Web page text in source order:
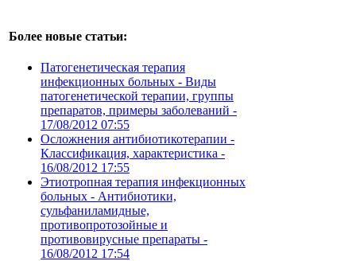
Более новые статьи:
Патогенетическая терапия
инфекционных больных - Виды
патогенетической терапии, группы
препаратов, примеры заболеваний -
17/08/2012 07:55
Осложнения антибиотикотерапии -
Классификация, характеристика -
16/08/2012 17:55
Этиотропная терапия инфекционных
больных - Антибиотики,
сульфаниламидные,
противопротозойные и
противовирусные препараты -
16/08/2012 17:54